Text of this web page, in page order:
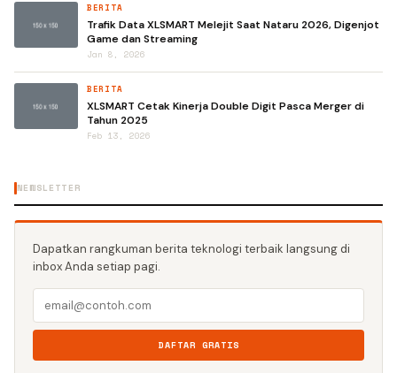
BERITA
Trafik Data XLSMART Melejit Saat Nataru 2026, Digenjot
Game dan Streaming
Jan 8, 2026
BERITA
XLSMART Cetak Kinerja Double Digit Pasca Merger di
Tahun 2025
Feb 13, 2026
NEWSLETTER
Dapatkan rangkuman berita teknologi terbaik langsung di
inbox Anda setiap pagi.
DAFTAR GRATIS